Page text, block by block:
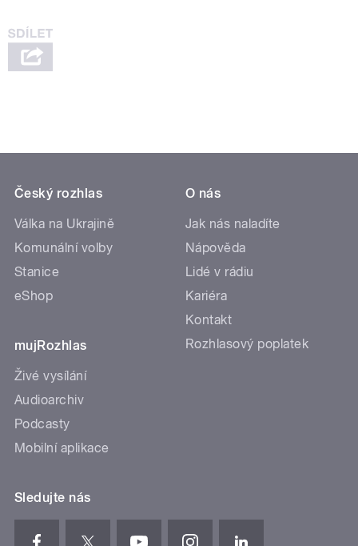
Český rozhlas
Válka na Ukrajině
Komunální volby
Stanice
eShop
mujRozhlas
Živé vysílání
Audioarchiv
Podcasty
Mobilní aplikace
O nás
Jak nás naladíte
Nápověda
Lidé v rádiu
Kariéra
Kontakt
Rozhlasový poplatek
Sledujte nás